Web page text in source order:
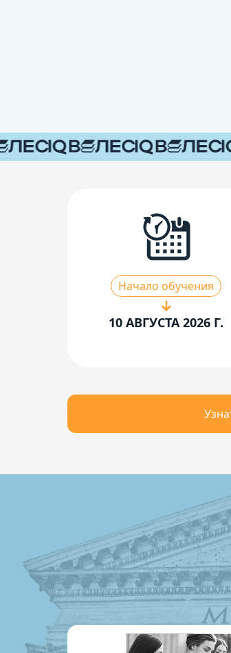
Начало обучения
10 АВГУСТА 2026 Г.